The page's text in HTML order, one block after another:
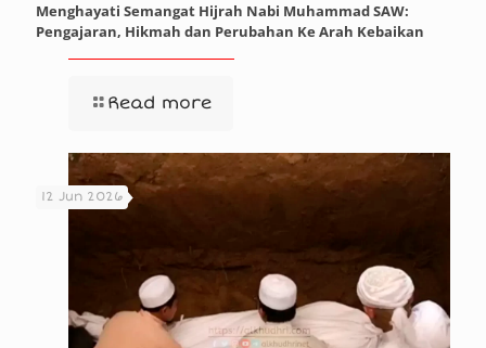
Menghayati Semangat Hijrah Nabi Muhammad SAW:
Pengajaran, Hikmah dan Perubahan Ke Arah Kebaikan
Read more
12 Jun 2026